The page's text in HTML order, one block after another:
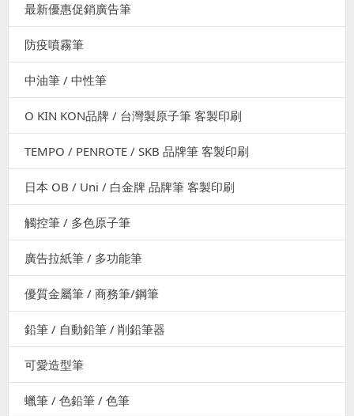
最新優惠促銷廣告筆
防疫噴霧筆
中油筆 / 中性筆
O KIN KON品牌 / 台灣製原子筆 客製印刷
TEMPO / PENROTE / SKB 品牌筆 客製印刷
日本 OB / Uni / 白金牌 品牌筆 客製印刷
觸控筆 / 多色原子筆
廣告拉紙筆 / 多功能筆
優質金屬筆 / 商務筆/鋼筆
鉛筆 / 自動鉛筆 / 削鉛筆器
可愛造型筆
蠟筆 / 色鉛筆 / 色筆